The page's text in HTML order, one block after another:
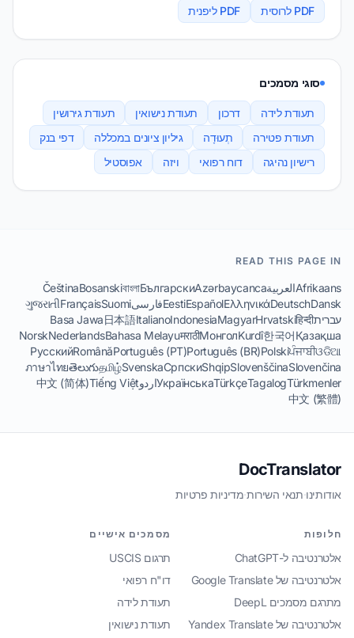
PDF לרוסית
PDF ליפנית
סוגי מסמכים
תעודת לידה דרכון תעודת נישואין
תעודת גירושין
תעודת פטירה
תְעוּדָה גיליון ציונים במכללה
דפי בנק
רישיון נהיגה
דוח רפואי ויזה אפוסטיל
READ THIS PAGE IN
AfrikaansالعربيةAzərbaycanca
Български
বাংলা
Bosanski
Čeština
Dansk
Deutsch
Ελληνικά
Español
EestiفارسیSuomi
Français
ગુજરાતી
עבריתहिन्दी
Hrvatski
Magyar
Indonesia
Italiano
日本語
Basa Jawa
Қазақша
한국어
Kurdî
Монгол
मराठी
Bahasa Melayu
Nederlands
Norsk
ଓଡିଆ
ਪੰਜਾਬੀ
Polski
Português (BR)
Português (PT)
Română
Русский
Slovenčina
Slovenščina
Shqip
Српски
Svenska
தமிழ்
తెలుగు
ภาษาไทย
Türkmenler
Tagalog
Türkçe
УкраїнськаاردوTiếng Việt
中文 (简体)
中文 (繁體)
DocTranslator
אודותינו·תנאי השירות·מדיניות פרטיות
חלופות
אלטרנטיבה ל-ChatGPT
אלטרנטיבה של Google Translate
מתרגם מסמכים DeepL
אלטרנטיבה של Yandex Translate
מסמכים אישיים
תרגום USCIS
דו"ח רפואי
תעודת לידה
תעודת נישואין